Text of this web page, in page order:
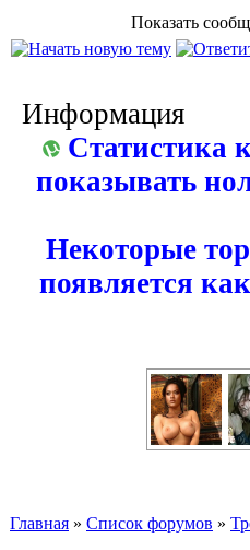
Показать
Информация
Статистика
показывать
Некоторые
появляется
Главная » Список форумов »